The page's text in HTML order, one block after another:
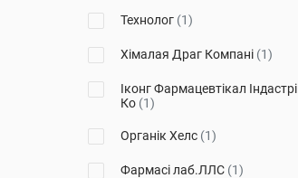
Технолог (1)
Хімалая Драг Компані (1)
Іконг Фармацевтікал Індастрі
Ко (1)
Органік Хелс (1)
Фармасі лаб.ЛЛС (1)